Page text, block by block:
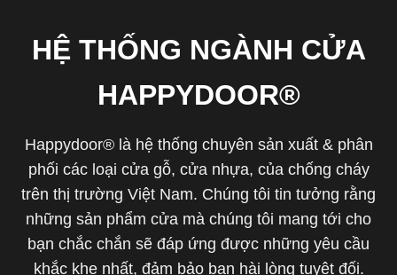
HỆ THỐNG NGÀNH CỬA
HAPPYDOOR®
Happydoor® là hệ thống chuyên sản xuất & phân
phối các loại cửa gỗ, cửa nhựa, của chống cháy
trên thị trường Việt Nam. Chúng tôi tin tưởng rằng
những sản phẩm cửa mà chúng tôi mang tới cho
bạn chắc chắn sẽ đáp ứng được những yêu cầu
khắc khe nhất, đảm bảo bạn hài lòng tuyệt đối.